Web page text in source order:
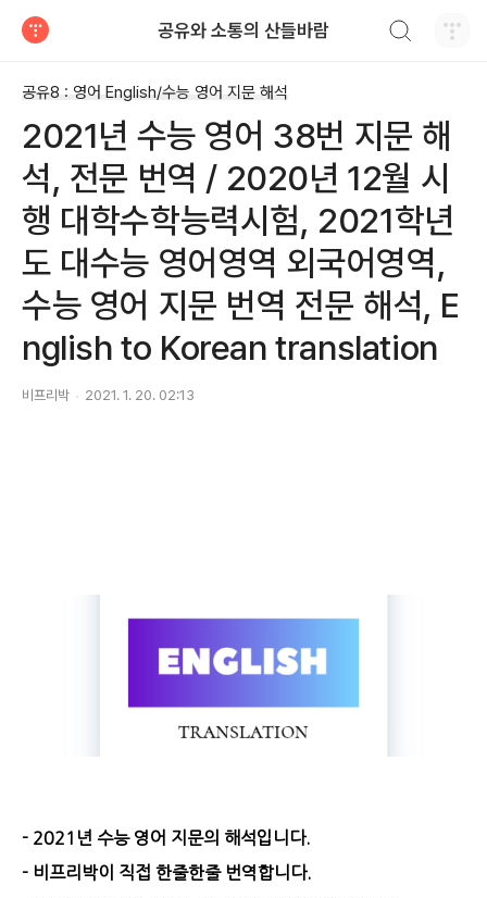
공유와 소통의 산들바람
공유8 : 영어 English/수능 영어 지문 해석
2021년 수능 영어 38번 지문 해
석, 전문 번역 / 2020년 12월 시
행 대학수학능력시험, 2021학년
도 대수능 영어영역 외국어영역,
수능 영어 지문 번역 전문 해석, E
nglish to Korean translation
비프리박 2021. 1. 20. 02:13
- 2021년 수능 영어 지문의 해석입니다.
- 비프리박이 직접 한줄한줄 번역합니다.